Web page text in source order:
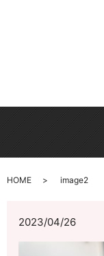
HOME image2
2023/04/26